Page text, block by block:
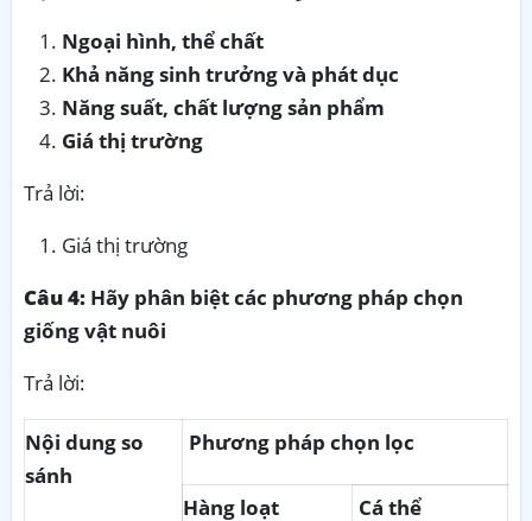
Ngoại hình, thể chất
Khả năng sinh trưởng và phát dục
Năng suất, chất lượng sản phẩm
Giá thị trường
Trả lời:
Giá thị trường
Câu 4: Hãy phân biệt các phương pháp chọn
giống vật nuôi
Trả lời:
Nội dung so
sánh
Phương pháp chọn lọc
Hàng loạt Cá thể